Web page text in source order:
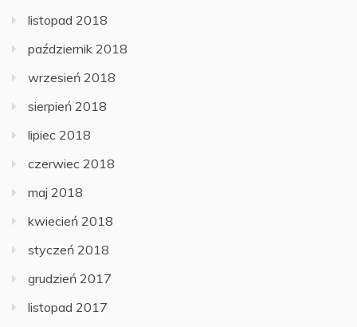
listopad 2018
październik 2018
wrzesień 2018
sierpień 2018
lipiec 2018
czerwiec 2018
maj 2018
kwiecień 2018
styczeń 2018
grudzień 2017
listopad 2017